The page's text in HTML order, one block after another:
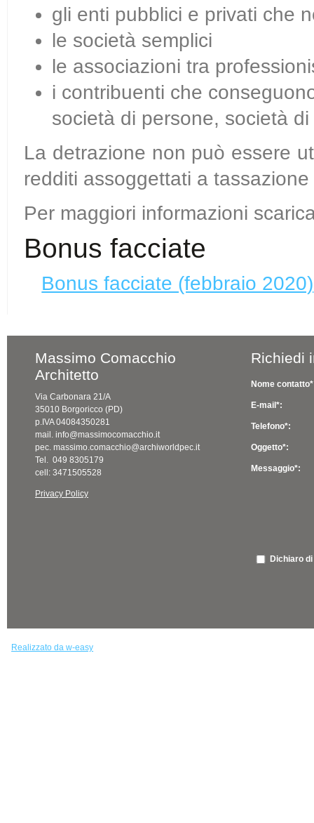
gli enti pubblici e privati che
le società semplici
le associazioni tra
i contribuenti che
società di persone, società
La detrazione non può essere
redditi assoggettati a
Per maggiori informazioni
Bonus facciate
Bonus facciate (febbraio 2020)
Massimo Comacchio
Architetto
Via Carbonara 21/A
35010 Borgoricco (PD)
p.IVA 04084350281
mail. info@massimocomacchio.it
pec. massimo.comacchio@archiworldpec.it
Tel. 049 8305179
cell: 3471505528
Privacy Policy
Richiedi
Nome
E-mail*:
Telefono*:
Oggetto*:
Messaggio*:
Dichiaro
Realizzato da w-easy